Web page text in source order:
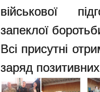
військової
запеклої
Всі присутні
заряд